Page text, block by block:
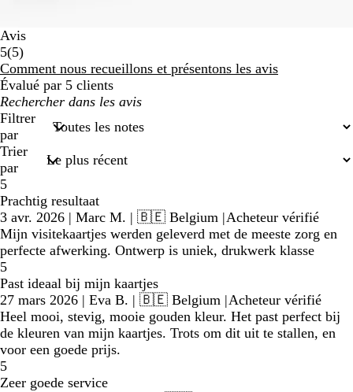
Avis
5(55
avis
)
Comment nous recueillons et présentons les avis
Évalué par 5 clients
Mes
recherches
Filtrer
par
Trier
par
5
Prachtig resultaat
3 avr. 2026 | Marc M. | 🇧🇪 Belgium |Acheteur vérifié
Mijn visitekaartjes werden geleverd met de meeste zorg en
perfecte afwerking. Ontwerp is uniek, drukwerk klasse
5
Past ideaal bij mijn kaartjes
27 mars 2026 | Eva B. | 🇧🇪 Belgium |Acheteur vérifié
Heel mooi, stevig, mooie gouden kleur. Het past perfect bij
de kleuren van mijn kaartjes. Trots om dit uit te stallen, en
voor een goede prijs.
5
Zeer goede service